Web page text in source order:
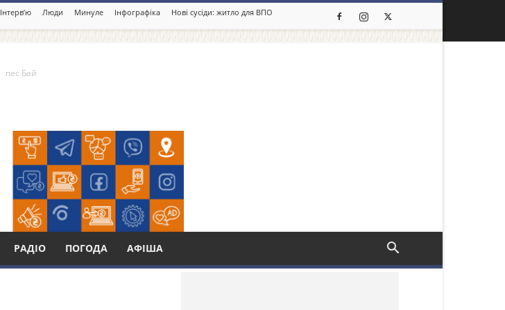
Інтерв’ю Люди Минуле Інфографіка Нові сусіди: житло для ВПО
РАДІО ПОГОДА АФІША
пес Бай